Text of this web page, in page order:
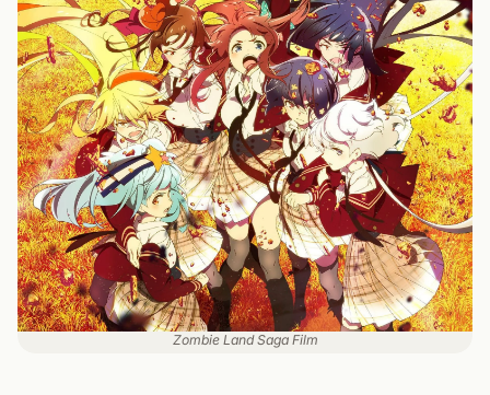
Zombie Land Saga Film